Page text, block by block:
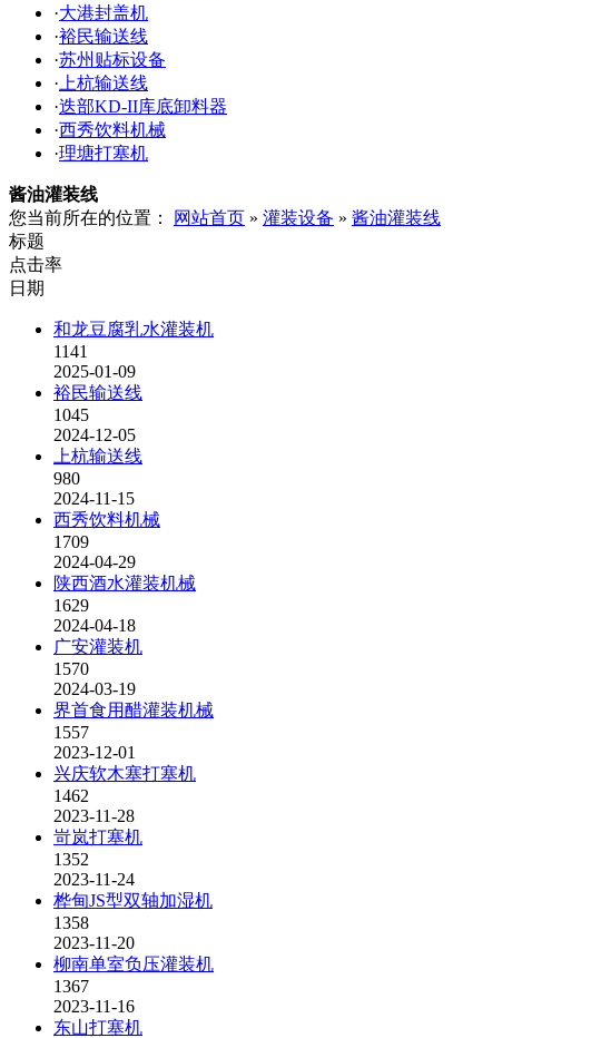
·大港封盖机
·裕民输送线
·苏州贴标设备
· 上杭输送线
·迭部KD-II库底卸料器
·西秀饮料机械
·理塘打塞机
酱油灌装线
您当前所在的位置：
网站首页 » 灌装设备 » 酱油灌装线
标题
点击率
日期
和龙豆腐乳水灌装机
1141
2025-01-09
裕民输送线
1045
2024-12-05
上杭输送线
980
2024-11-15
西秀饮料机械
1709
2024-04-29
陕西酒水灌装机械
1629
2024-04-18
广安灌装机
1570
2024-03-19
界首食用醋灌装机械
1557
2023-12-01
兴庆软木塞打塞机
1462
2023-11-28
岢岚打塞机
1352
2023-11-24
桦甸JS型双轴加湿机
1358
2023-11-20
柳南单室负压灌装机
1367
2023-11-16
东山打塞机